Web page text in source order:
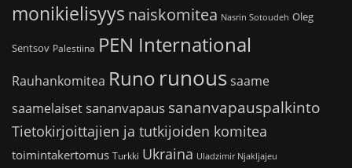
monikielisyys naiskomitea Nasrin Sotoudeh Oleg
Sentsov Palestiina PEN International
Rauhankomitea Runo runoussaame
saamelaiset sananvapaus sananvapauspalkinto
Tietokirjoittajien ja tutkijoiden komitea
toimintakertomus Turkki Ukraina Uladzimir Njakljajeu